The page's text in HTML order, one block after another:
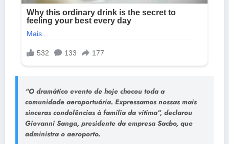
“O dramático evento de hoje chocou toda a
comunidade aeroportuária. Expressamos nossas mais
sinceras condolências à família da vítima”, declarou
Giovanni Sanga, presidente da empresa Sacbo, que
administra o aeroporto.